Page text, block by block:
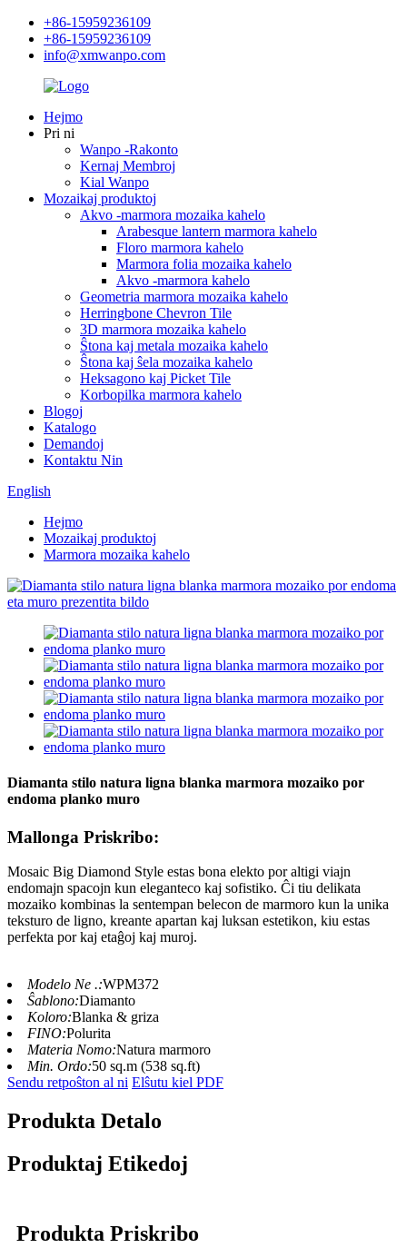
+86-15959236109
+86-15959236109
info@xmwanpo.com
Hejmo
Pri ni
Wanpo -Rakonto
Kernaj Membroj
Kial Wanpo
Mozaikaj produktoj
Akvo -marmora mozaika kahelo
Arabesque lantern marmora kahelo
Floro marmora kahelo
Marmora folia mozaika kahelo
Akvo -marmora kahelo
Geometria marmora mozaika kahelo
Herringbone Chevron Tile
3D marmora mozaika kahelo
Ŝtona kaj metala mozaika kahelo
Ŝtona kaj ŝela mozaika kahelo
Heksagono kaj Picket Tile
Korbopilka marmora kahelo
Blogoj
Katalogo
Demandoj
Kontaktu Nin
English
Hejmo
Mozaikaj produktoj
Marmora mozaika kahelo
Diamanta stilo natura ligna blanka marmora mozaiko por
endoma planko muro
Mallonga Priskribo:
Mosaic Big Diamond Style estas bona elekto por altigi viajn
endomajn spacojn kun eleganteco kaj sofistiko. Ĉi tiu delikata
mozaiko kombinas la sentempan belecon de marmoro kun la unika
teksturo de ligno, kreante apartan kaj luksan estetikon, kiu estas
perfekta por kaj etaĝoj kaj muroj.
Modelo Ne .:WPM372
Ŝablono:Diamanto
Koloro:Blanka & griza
FINO:Polurita
Materia Nomo:Natura marmoro
Min. Ordo:50 sq.m (538 sq.ft)
Sendu retpoŝton al ni Elŝutu kiel PDF
Produkta Detalo
Produktaj Etikedoj
Produkta Priskribo